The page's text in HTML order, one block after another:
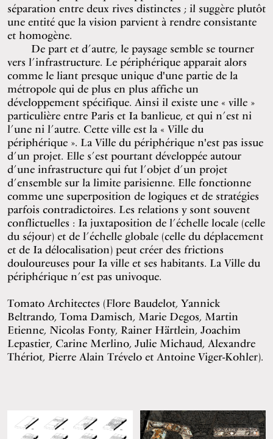
séparation entre deux rives distinctes ; il suggère plutôt
une entité que la vision parvient à rendre consistante
et homogène.
De part et d’autre, le paysage semble se tourner
vers l’infrastructure. Le périphérique apparait alors
comme le liant presque unique d'une partie de la
métropole qui de plus en plus affiche un
développement spécifique. Ainsi il existe une « ville »
particulière entre Paris et Ia banlieue, et qui n’est ni
l’une ni l’autre. Cette ville est la « Ville du
périphérique ». La Ville du périphérique n'est pas issue
d’un projet. Elle s’est pourtant développée autour
d’une infrastructure qui fut l’objet d’un projet
d’ensemble sur la limite parisienne. Elle fonctionne
comme une superposition de logiques et de stratégies
parfois contradictoires. Les relations y sont souvent
conflictuelles : Ia juxtaposition de l’échelle locale (celle
du séjour) et de l’échelle globale (celle du déplacement
et de Ia délocalisation) peut créer des frictions
douloureuses pour Ia ville et ses habitants. La Ville du
périphérique n’est pas univoque.
Tomato Architectes (Flore Baudelot, Yannick
Beltrando, Toma Damisch, Marie Degos, Martin
Etienne, Nicolas Fonty, Rainer Härtlein, Joachim
Lepastier, Carine Merlino, Julie Michaud, Alexandre
Thériot, Pierre Alain Trévelo et Antoine Viger-Kohler).